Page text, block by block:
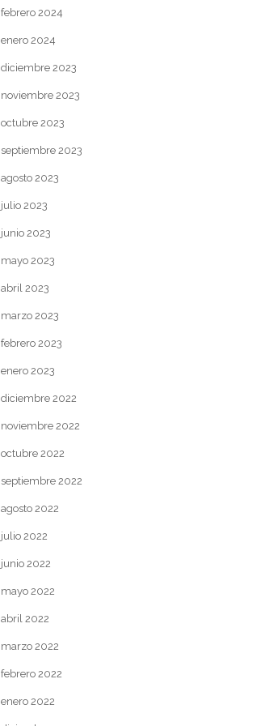
febrero 2024
enero 2024
diciembre 2023
noviembre 2023
octubre 2023
septiembre 2023
agosto 2023
julio 2023
junio 2023
mayo 2023
abril 2023
marzo 2023
febrero 2023
enero 2023
diciembre 2022
noviembre 2022
octubre 2022
septiembre 2022
agosto 2022
julio 2022
junio 2022
mayo 2022
abril 2022
marzo 2022
febrero 2022
enero 2022